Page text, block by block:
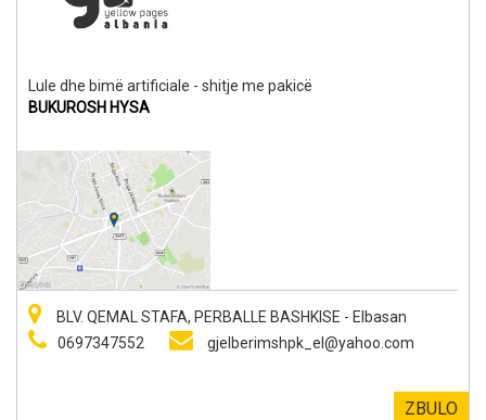
Lule dhe bimë artificiale - shitje me pakicë
BUKUROSH HYSA
BLV. QEMAL STAFA, PERBALLE BASHKISE - Elbasan
0697347552
gjelberimshpk_el@yahoo.com
ZBULO